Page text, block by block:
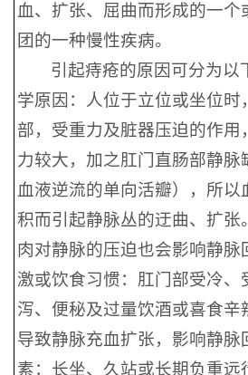
血、扩张、屈曲而形成的一个
团的一种慢性疾病。
引起痔疮的原因可分为以
学原因：人位于立位或坐位时
部，受重力及脏器压迫的作用
力较大，加之肛门直肠部静脉
血液逆流的单向活瓣），所以
积而引起静脉丛的迂曲、扩张
肉对静脉的压迫也会影响静脉
激或饮食习惯：肛门部受冷、
泻、便秘及过量饮酒或喜食辛
导致静脉充血扩张，影响静脉
素：长坐、久站或长期负重远